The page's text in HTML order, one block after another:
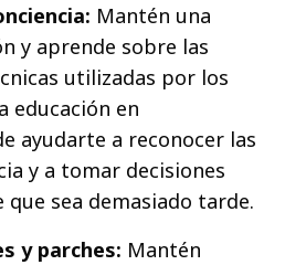
Mantén una
y aprende sobre las
utilizadas por los
educación en
ayudarte a reconocer las
y a tomar decisiones
sea demasiado tarde.
y parches: Mantén